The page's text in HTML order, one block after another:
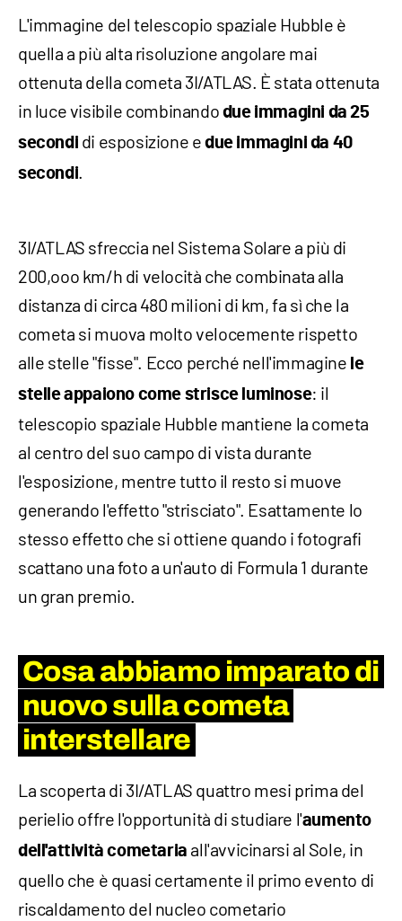
L'immagine del telescopio spaziale Hubble è
quella a più alta risoluzione angolare mai
ottenuta della cometa 3I/ATLAS. È stata ottenuta
in luce visibile combinando due immagini da 25
secondi di esposizione edue immagini da 40
secondi.
3I/ATLAS sfreccia nel Sistema Solare a più di
200,ooo km/h di velocità che combinata alla
distanza di circa 480 milioni di km, fa sì che la
cometa si muova molto velocemente rispetto
alle stelle "fisse". Ecco perché nell'immagine le
stelle appaiono come strisce luminose: il
telescopio spaziale Hubble mantiene la cometa
al centro del suo campo di vista durante
l'esposizione, mentre tutto il resto si muove
generando l'effetto "strisciato". Esattamente lo
stesso effetto che si ottiene quando i fotografi
scattano una foto a un'auto di Formula 1 durante
un gran premio.
Cosa abbiamo imparato di
nuovo sulla cometa
interstellare
La scoperta di 3I/ATLAS quattro mesi prima del
perielio offre l'opportunità di studiare l'aumento
dell'attività cometaria all'avvicinarsi al Sole, in
quello che è quasi certamente il primo evento di
riscaldamento del nucleo cometario